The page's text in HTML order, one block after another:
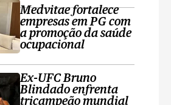
Medvitae fortalece
empresas em PG com
a promoção da saúde
ocupacional
Ex-UFC Bruno
Blindado enfrenta
tricampeão mundial